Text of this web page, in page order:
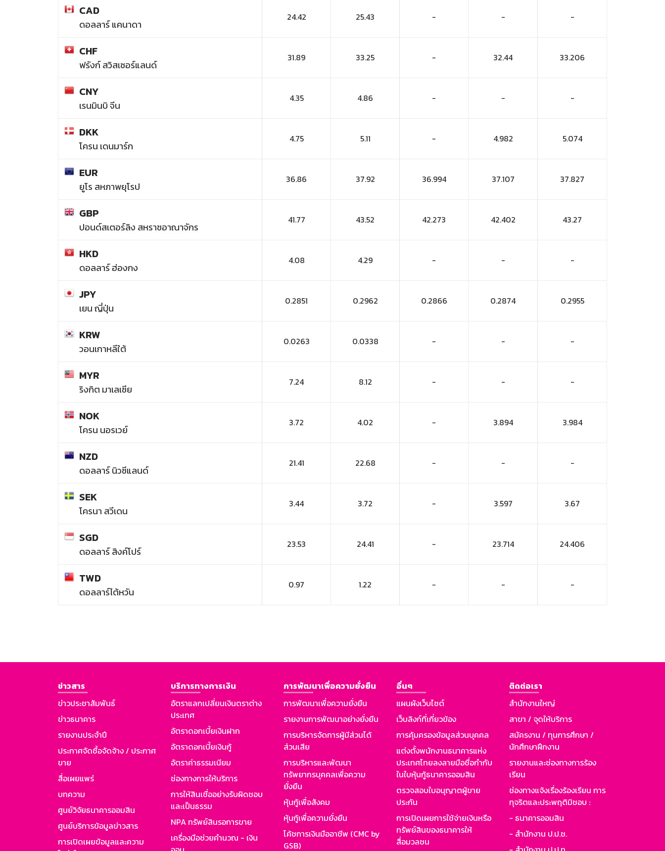
CAD
ดอลลาร์ แคนาดา
24.42 25.43 - - -
CHF
ฟรังก์ สวิสเซอร์แลนด์
31.89 33.25 - 32.44 33.206
CNY
เรนมินบิ จีน
4.35 4.86 - - -
DKK
โครน เดนมาร์ก
4.75 5.11 - 4.982 5.074
EUR
ยูโร สหภาพยุโรป
36.86 37.92 36.994 37.107 37.827
GBP
ปอนด์สเตอร์ลิง สหราชอาณาจักร
41.77 43.52 42.273 42.402 43.27
HKD
ดอลลาร์ ฮ่องกง
4.08 4.29 - - -
JPY
เยน ญี่ปุ่น
0.2851 0.2962 0.2866 0.2874 0.2955
KRW
วอนเกาหลีใต้
0.0263 0.0338 - - -
MYR
ริงกิต มาเลเซีย
7.24 8.12 - - -
NOK
โครน นอรเวย์
3.72 4.02 - 3.894 3.984
NZD
ดอลลาร์ นิวซีแลนด์
21.41 22.68 - - -
SEK
โครนา สวีเดน
3.44 3.72 - 3.597 3.67
SGD
ดอลลาร์ สิงค์โปร์
23.53 24.41 - 23.714 24.406
TWD
ดอลลาร์ไต้หวัน
0.97 1.22 - - -
ข่าวสาร
ข่าวประชาสัมพันธ์
ข่าวธนาคาร
รายงานประจำปี
ประกาศจัดซื้อจัดจ้าง / ประกาศ
ขาย
สื่อเผยแพร่
บทความ
ศูนย์วิจัยธนาคารออมสิน
ศูนย์บริการข้อมูลข่าวสาร
การเปิดเผยข้อมูลและความ
บริการทางการเงิน
อัตราแลกเปลี่ยนเงินตราต่าง
ประเทศ
อัตราดอกเบี้ยเงินฝาก
อัตราดอกเบี้ยเงินกู้
อัตราค่าธรรมเนียม
ช่องทางการให้บริการ
การให้สินเชื่ออย่างรับผิดชอบ
และเป็นธรรม
NPA ทรัพย์สินรอการขาย
เครื่องมือช่วยคำนวณ - เงิน
การพัฒนาเพื่อความยั่งยืน
การพัฒนาเพื่อความยั่งยืน
รายงานการพัฒนาอย่างยั่งยืน
การบริหารจัดการผู้มีส่วนได้
ส่วนเสีย
การบริหารและพัฒนา
ทรัพยากรบุคคลเพื่อความ
ยั่งยืน
หุ้นกู้เพื่อสังคม
หุ้นกู้เพื่อความยั่งยืน
โค้ชการเงินมืออาชีพ (CMC by
GSB)
อื่นๆ
แผนผังเว็บไซต์
เว็บลิงก์ที่เกี่ยวข้อง
การคุ้มครองข้อมูลส่วนบุคคล
แต่งตั้งพนักงานธนาคารแห่ง
ประเทศไทยลงลายมือชื่อกำกับ
ในใบหุ้นกู้ธนาคารออมสิน
ตรวจสอบใบอนุญาตผู้ขาย
ประกัน
การเปิดเผยการใช้จ่ายเงินหรือ
ทรัพย์สินของธนาคารให้
สื่อมวลชน
ติดต่อเรา
สำนักงานใหญ่
สาขา / จุดให้บริการ
สมัครงาน / ทุนการศึกษา /
นักศึกษาฝึกงาน
รายงานและช่องทางการร้อง
เรียน
ช่องทางแจ้งเรื่องร้องเรียน การ
ทุจริตและประพฤติมิชอบ :
- ธนาคารออมสิน
- สำนักงาน ป.ป.ช.